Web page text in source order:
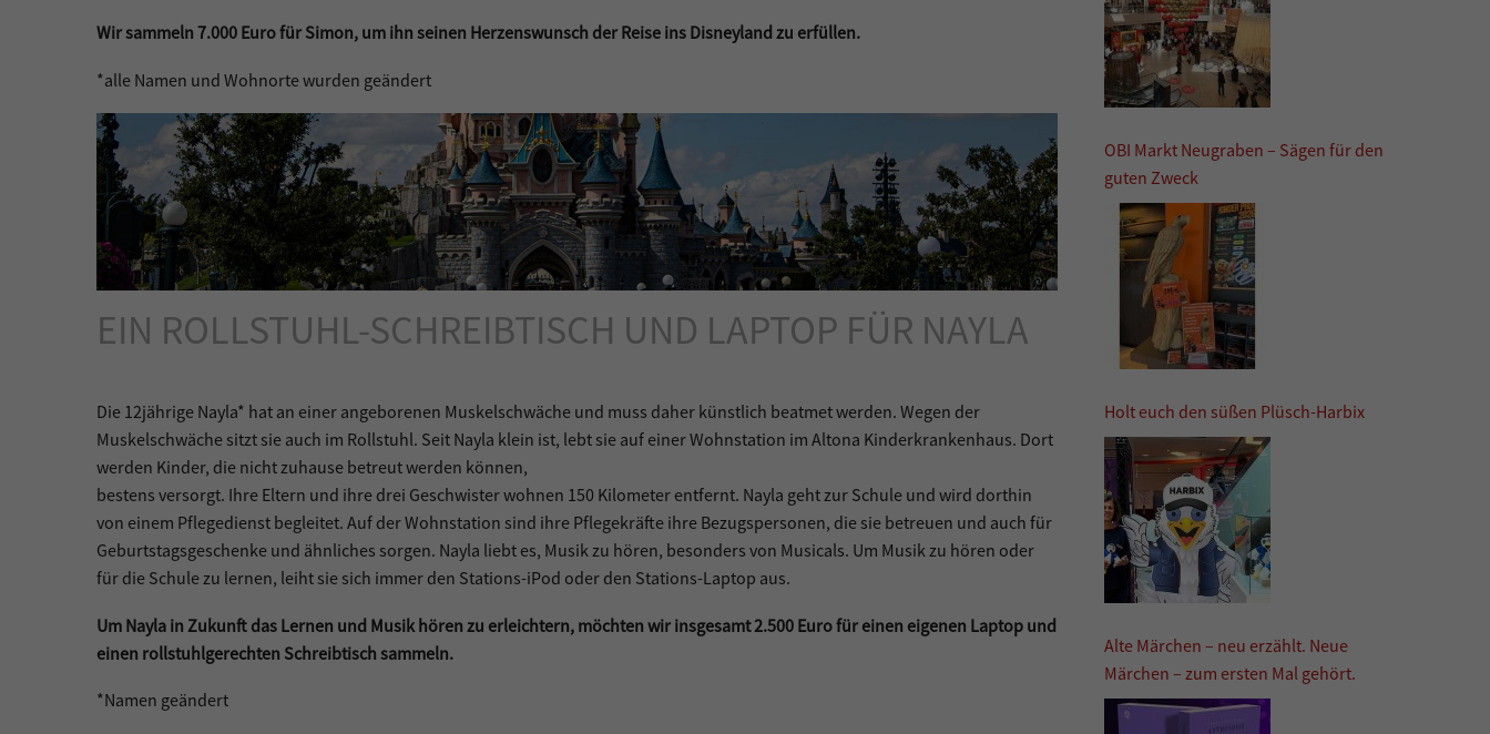
Wir sammeln 7.000 Euro für Simon, um ihn seinen Herzenswunsch der Reise ins Disneyland zu erfüllen.
*alle Namen und Wohnorte wurden geändert
EIN ROLLSTUHL-SCHREIBTISCH UND LAPTOP FÜR NAYLA
Die 12jährige Nayla* hat an einer angeborenen Muskelschwäche und muss daher künstlich beatmet werden. Wegen der
Muskelschwäche sitzt sie auch im Rollstuhl. Seit Nayla klein ist, lebt sie auf einer Wohnstation im Altona Kinderkrankenhaus. Dort
werden Kinder, die nicht zuhause betreut werden können,
bestens versorgt. Ihre Eltern und ihre drei Geschwister wohnen 150 Kilometer entfernt. Nayla geht zur Schule und wird dorthin
von einem Pflegedienst begleitet. Auf der Wohnstation sind ihre Pflegekräfte ihre Bezugspersonen, die sie betreuen und auch für
Geburtstagsgeschenke und ähnliches sorgen. Nayla liebt es, Musik zu hören, besonders von Musicals. Um Musik zu hören oder
für die Schule zu lernen, leiht sie sich immer den Stations-iPod oder den Stations-Laptop aus.
Um Nayla in Zukunft das Lernen und Musik hören zu erleichtern, möchten wir insgesamt 2.500 Euro für einen eigenen Laptop und
einen rollstuhlgerechten Schreibtisch sammeln.
*Namen geändert
OBI Markt Neugraben – Sägen für den
guten Zweck
Holt euch den süßen Plüsch-Harbix
Alte Märchen – neu erzählt. Neue
Märchen – zum ersten Mal gehört.